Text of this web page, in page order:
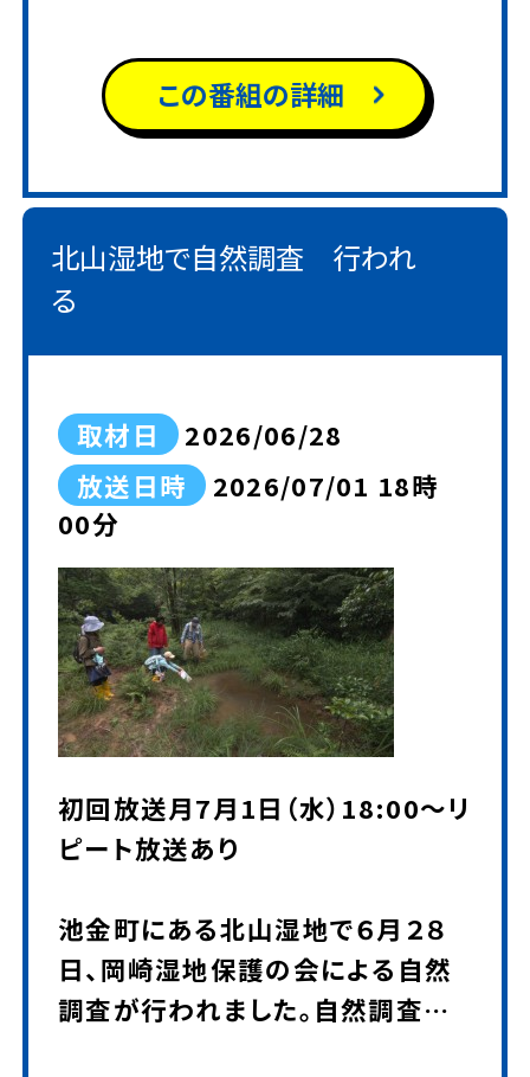
操グループが、日頃の成果を発表
するとともに、親睦を深めることを
目的として、岡崎市健康体操連盟
ます。
この番組の詳細
北山湿地で自然調査 行われ
る
取材日
2026/06/28
放送日時
2026/07/01 18時
00分
初回放送月7月1日（水）18:00～リ
ピート放送あり
池金町にある北山湿地で６月２８
日、岡崎湿地保護の会による自然
調査が行われました。自然調査で